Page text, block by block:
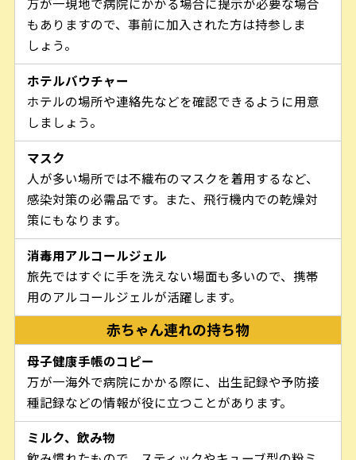
万が一現地で病院にかかる場合に提示が必要な場合
もありますので、事前に加入された方は持参しま
しょう。
ホテルバウチャー
ホテルの場所や連絡先などを確認できるように用意
しましょう。
マスク
人が多い場所では不織布のマスクを着用するなど、
感染対策の必需品です。また、飛行機内での乾燥対
策にもなります。
消毒用アルコールジェル
旅先ではすぐに手を洗えない場面も多いので、携帯
用のアルコールジェルが活躍します。
赤ちゃん連れの持ち物
母子健康手帳のコピー
万が一海外で病院にかかる際に、出生記録や予防接
種記録などの情報が役に立つことがあります。
ミルク、飲み物